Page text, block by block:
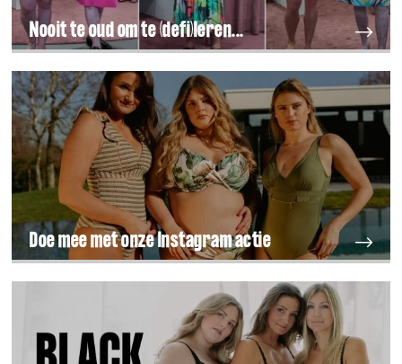
Nooit te oud om te (defi)leren...
Doe mee met onze Instagram actie